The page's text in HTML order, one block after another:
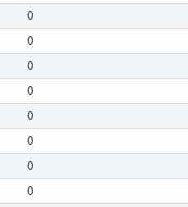
0
0
0
0
0
0
0
0